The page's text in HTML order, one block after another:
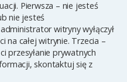
Pierwsza – nie jesteś
nie jesteś
witryny wyłączył
na całej witrynie. Trzecia –
przesyłanie prywatnych
skontaktuj się z